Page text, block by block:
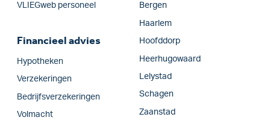
VLIEGweb personeel
Financieel advies
Hypotheken
Verzekeringen
Bedrijfs­verzekeringen
Volmacht
Bergen
Haarlem
Hoofddorp
Heerhugowaard
Lelystad
Schagen
Zaanstad